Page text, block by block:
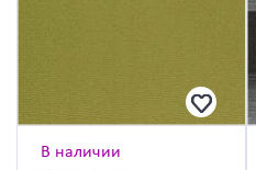
В наличии